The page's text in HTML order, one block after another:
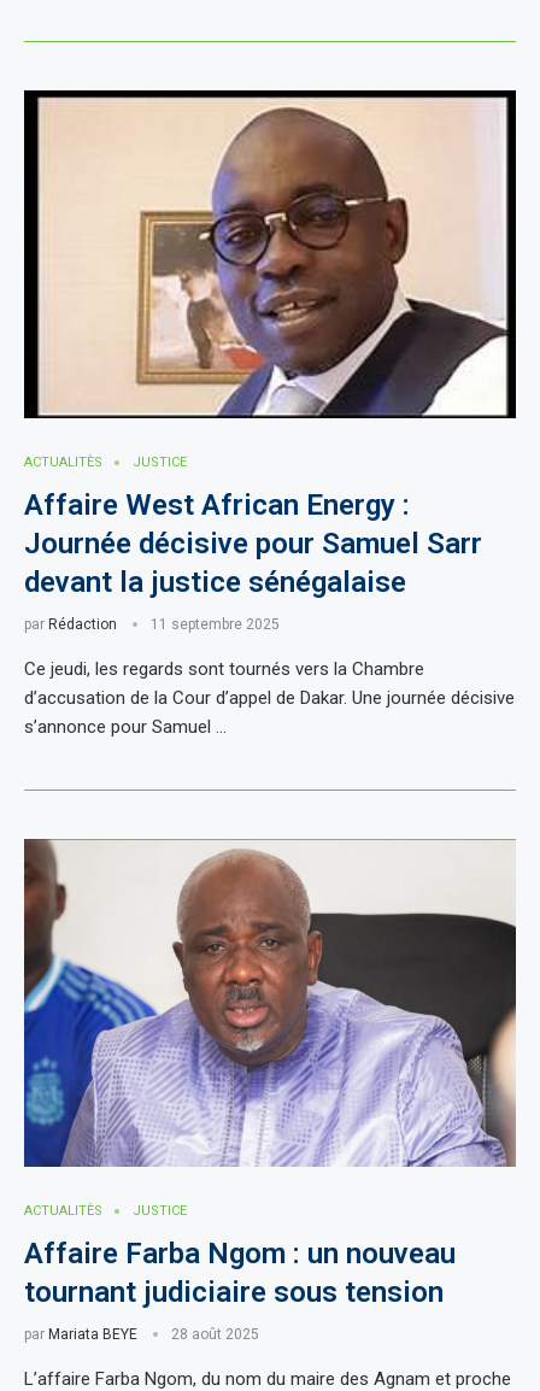
ACTUALITÈS JUSTICE
Affaire West African Energy :
Journée décisive pour Samuel Sarr
devant la justice sénégalaise
par Rédaction 11 septembre 2025
Ce jeudi, les regards sont tournés vers la Chambre
d’accusation de la Cour d’appel de Dakar. Une journée décisive
s’annonce pour Samuel …
ACTUALITÈS JUSTICE
Affaire Farba Ngom : un nouveau
tournant judiciaire sous tension
par Mariata BEYE 28 août 2025
L’affaire Farba Ngom, du nom du maire des Agnam et proche